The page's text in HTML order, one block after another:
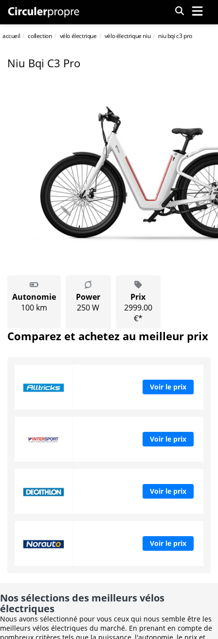
Menu
accueil collection vélo électrique vélo électrique niu niu bqi c3 pro
Niu Bqi C3 Pro
Autonomie
100 km
Power
250 W
Prix
2999.00
€*
Comparez et achetez au meilleur prix
Voir le prix
Voir le prix
Voir le prix
Voir le prix
Nos sélections des meilleurs vélos
électriques
Nous avons sélectionné pour vous ceux qui nous semble être les
meilleurs vélos électriques du marché. En prenant en compte de